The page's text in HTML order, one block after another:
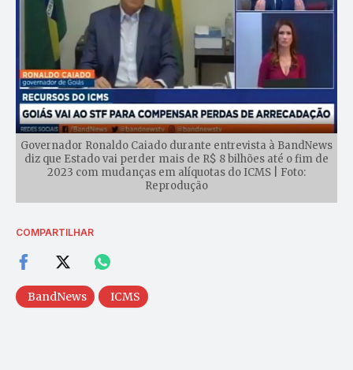
Governador Ronaldo Caiado durante entrevista à BandNews
diz que Estado vai perder mais de R$ 8 bilhões até o fim de
2023 com mudanças em alíquotas do ICMS | Foto:
Reprodução
COMPARTILHAR
BandNews ICMS